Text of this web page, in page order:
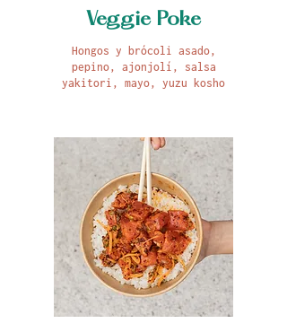
Veggie Poke
Hongos y brócoli asado,
pepino, ajonjolí, salsa
yakitori, mayo, yuzu kosho